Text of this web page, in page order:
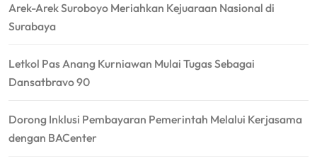
Arek-Arek Suroboyo Meriahkan Kejuaraan Nasional di
Surabaya
Letkol Pas Anang Kurniawan Mulai Tugas Sebagai
Dansatbravo 90
Dorong Inklusi Pembayaran Pemerintah Melalui Kerjasama
dengan BACenter